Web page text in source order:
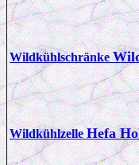
Wildkühlschränke
WildkühlzelleHefa